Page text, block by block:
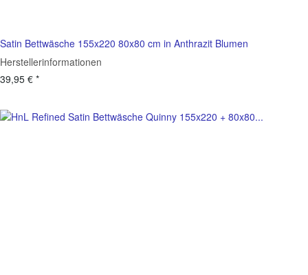
Satin Bettwäsche 155x220 80x80 cm in Anthrazit Blumen
Herstellerinformationen
39,95 € *